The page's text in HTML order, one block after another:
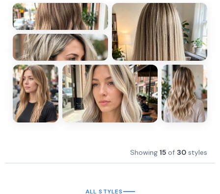
Showing 15 of 30 styles
ALL STYLES